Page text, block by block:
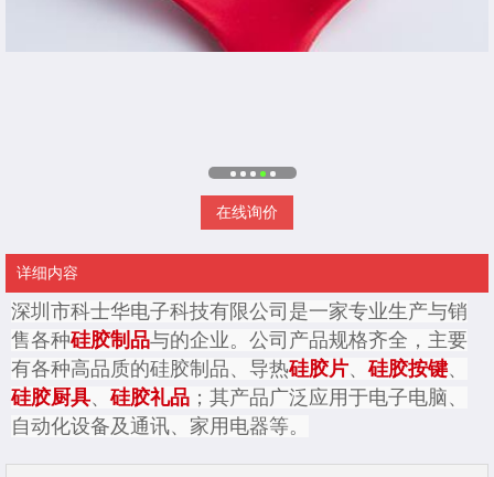
在线询价
详细内容
深圳市科士华电子科技有限公司是一家专业生产与销
售各种硅胶制品与的企业。公司产品规格齐全，主要
有各种高品质的硅胶制品、导热硅胶片、硅胶按键、
硅胶厨具、硅胶礼品 ；其产品广泛应用于电子电脑、
自动化设备及通讯、家用电器等。